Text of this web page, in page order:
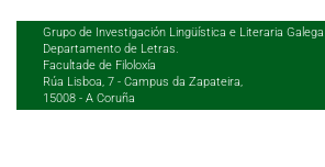
Grupo de Investigación Lingüística e Literaria Galega
Departamento de Letras.
Facultade de Filoloxía
Rúa Lisboa, 7 - Campus da Zapateira,
15008 - A Coruña